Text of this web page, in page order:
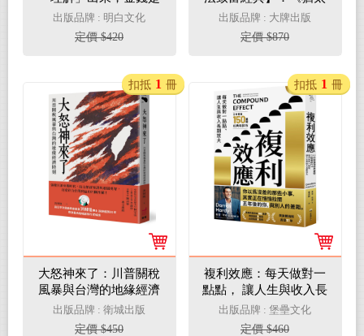
用「相信」賺來的！
【全球暢銷100萬本，
口訣式致富聖經！】
智慧100！）
出版品牌 : 明白文化
定價 $420
商法》＋《伊藤忠商
法》
出版品牌 : 大牌出版
定價 $870
大怒神來了：川普關稅
風暴與台灣的地緣經濟
時刻
出版品牌 : 衛城出版
定價 $450
扣抵 1 冊
複利效應：每天做對一
點點， 讓人生與收入長
期放大【全球暢銷150
萬冊・經典新修版】
出版品牌 : 堡壘文化
定價 $460
扣抵 1 冊